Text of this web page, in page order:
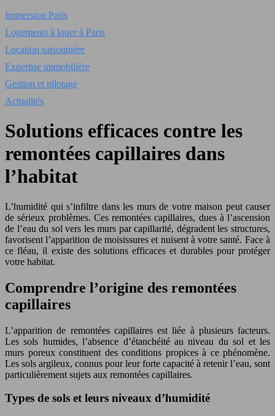
Immersion Paris
Logements à louer à Paris
Location saisonnière
Expertise immobilière
Gestion et pilotage
Actualités
Solutions efficaces contre les
remontées capillaires dans
l’habitat
L’humidité qui s’infiltre dans les murs de votre maison peut causer
de sérieux problèmes. Ces remontées capillaires, dues à l’ascension
de l’eau du sol vers les murs par capillarité, dégradent les structures,
favorisent l’apparition de moisissures et nuisent à votre santé. Face à
ce fléau, il existe des solutions efficaces et durables pour protéger
votre habitat.
Comprendre l’origine des remontées
capillaires
L’apparition de remontées capillaires est liée à plusieurs facteurs.
Les sols humides, l’absence d’étanchéité au niveau du sol et les
murs poreux constituent des conditions propices à ce phénomène.
Les sols argileux, connus pour leur forte capacité à retenir l’eau, sont
particulièrement sujets aux remontées capillaires.
Types de sols et leurs niveaux d’humidité